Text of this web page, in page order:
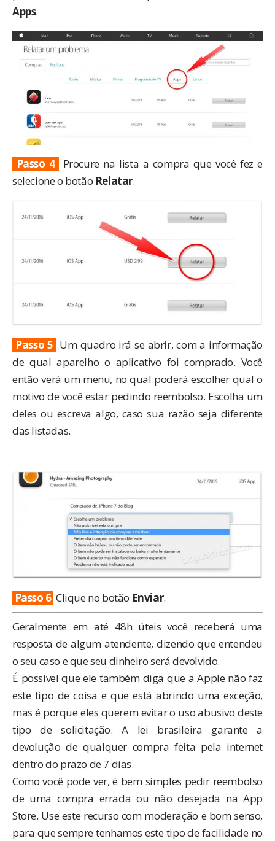
Apps.
Passo 4
Procure na lista a compra que você fez e
selecione o botão Relatar.
Passo 5 Um quadro irá se abrir, com a informação
de qual aparelho o aplicativo foi comprado. Você
então verá um menu, no qual poderá escolher qual o
motivo de você estar pedindo reembolso. Escolha um
deles ou escreva algo, caso sua razão seja diferente
das listadas.
Passo 6 Clique no botão Enviar.
Geralmente em até 48h úteis você receberá uma
resposta de algum atendente, dizendo que entendeu
o seu caso e que seu dinheiro será devolvido.
É possível que ele também diga que a Apple não faz
este tipo de coisa e que está abrindo uma exceção,
mas é porque eles querem evitar o uso abusivo deste
tipo de solicitação. A lei brasileira garante a
devolução de qualquer compra feita pela internet
dentro do prazo de 7 dias.
Como você pode ver, é bem simples pedir reembolso
de uma compra errada ou não desejada na App
Store. Use este recurso com moderação e bom senso,
para que sempre tenhamos este tipo de facilidade no